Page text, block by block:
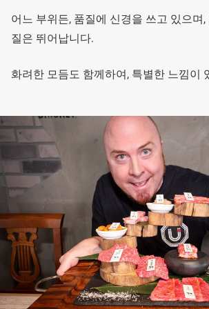
어느 부위든, 품질에 신경을 쓰고 있으며,
질은 뛰어납니다.
화려한 모듬도 함께하여, 특별한 느낌이